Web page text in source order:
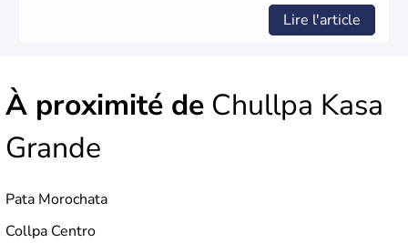
Lire l'article
À proximité de Chullpa Kasa
Grande
Pata Morochata
Collpa Centro